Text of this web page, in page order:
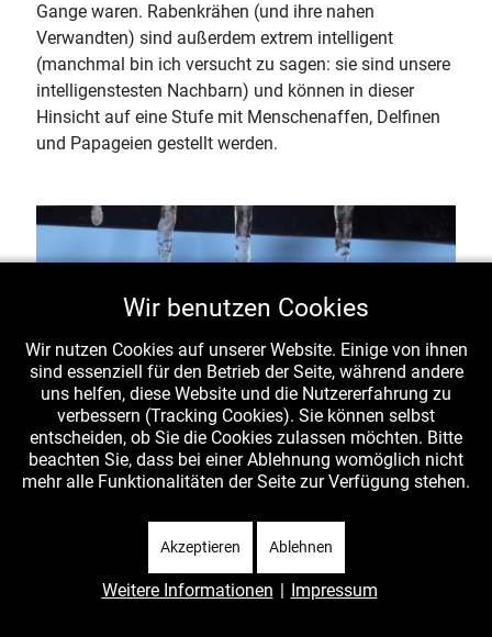
Gange waren. Rabenkrähen (und ihre nahen
Verwandten) sind außerdem extrem intelligent
(manchmal bin ich versucht zu sagen: sie sind unsere
intelligenstesten Nachbarn) und können in dieser
Hinsicht auf eine Stufe mit Menschenaffen, Delfinen
und Papageien gestellt werden.
Wir benutzen Cookies
Wir nutzen Cookies auf unserer Website. Einige von ihnen
sind essenziell für den Betrieb der Seite, während andere
uns helfen, diese Website und die Nutzererfahrung zu
verbessern (Tracking Cookies). Sie können selbst
entscheiden, ob Sie die Cookies zulassen möchten. Bitte
beachten Sie, dass bei einer Ablehnung womöglich nicht
mehr alle Funktionalitäten der Seite zur Verfügung stehen.
Akzeptieren Ablehnen
Weitere Informationen | Impressum